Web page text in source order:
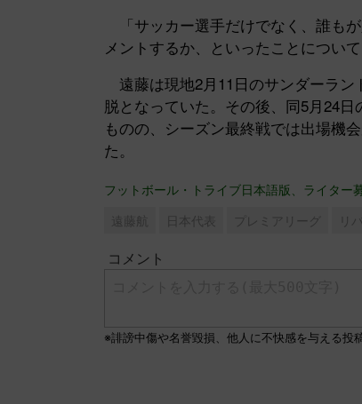
「サッカー選手だけでなく、誰も
メントするか、といったことについ
遠藤は現地2月11日のサンダーラ
脱となっていた。その後、同5月24
ものの、シーズン最終戦では出場機
た。
フットボール・トライブ日本語版、ライター
遠藤航 日本代表 プレミアリーグ リ